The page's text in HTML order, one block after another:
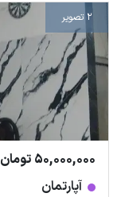
2 تصویر
50,000,000 تومان رهن
آپارتمان